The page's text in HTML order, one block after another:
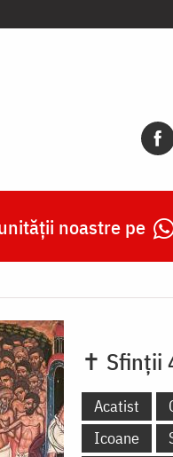
noastre pe
✝ Sfinții
Acatist
Icoane